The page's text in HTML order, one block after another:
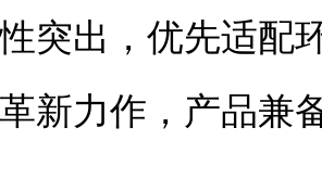
突出，优先适配
新力作，产品兼